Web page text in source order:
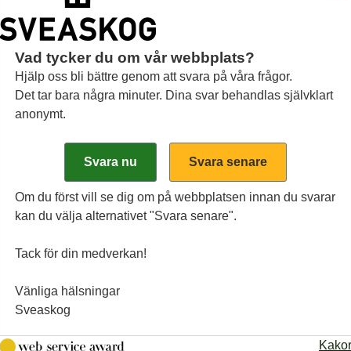
statligt är inte det
nu ska öka genom att mer björk och sibirisk
bakom rodret och styr i en mer
Vad tycker du om vår webbplats?
Hjälp oss bli bättre genom att svara på våra frågor.
Det tar bara några minuter. Dina svar behandlas självklart
anonymt.
Om du först vill se dig om på webbplatsen innan du svarar
kan du välja alternativet "Svara senare".
Tack för din medverkan!
Vänliga hälsningar
Sveaskog
Kakor